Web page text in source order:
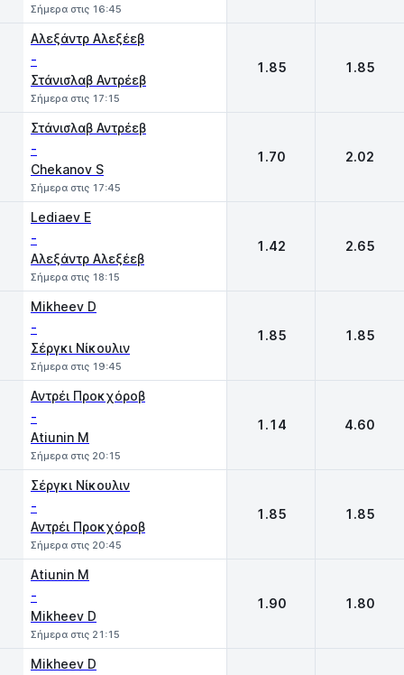
Σήμερα στις 16:45
Αλεξάντρ Αλεξέεβ
-
Στάνισλαβ Αντρέεβ
Σήμερα στις 17:15
1.85 1.85
Στάνισλαβ Αντρέεβ
-
Chekanov S
Σήμερα στις 17:45
1.70 2.02
Lediaev E
-
Αλεξάντρ Αλεξέεβ
Σήμερα στις 18:15
1.42 2.65
Mikheev D
-
Σέργκι Νίκουλιν
Σήμερα στις 19:45
1.85 1.85
Αντρέι Προκχόροβ
-
Atiunin M
Σήμερα στις 20:15
1.14 4.60
Σέργκι Νίκουλιν
-
Αντρέι Προκχόροβ
Σήμερα στις 20:45
1.85 1.85
Atiunin M
-
Mikheev D
Σήμερα στις 21:15
1.90 1.80
Mikheev D